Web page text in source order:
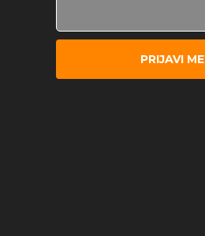
PRIJAVI ME